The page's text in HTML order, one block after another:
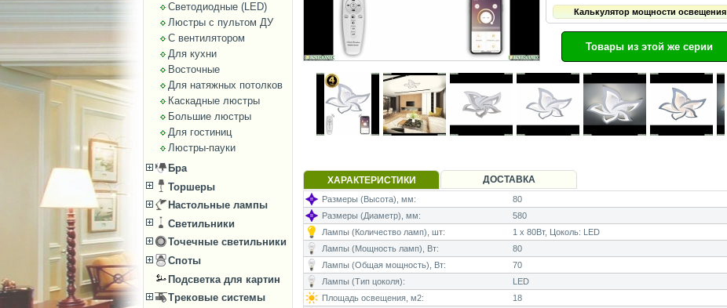
Светодиодные (LED)
Люстры с пультом ДУ
С вентилятором
Для кухни
Восточные
Для натяжных потолков
Каскадные люстры
Большие люстры
Для гостиниц
Люстры-пауки
Бра
Торшеры
Настольные лампы
Светильники
Точечные светильники
Споты
Подсветка для картин
Трековые системы
Калькулятор мощности освещения
Товары из этой же серии
ХАРАКТЕРИСТИКИ ДОСТАВКА
Размеры (Высота), мм:
80
Размеры (Диаметр), мм:
580
Лампы (Количество ламп), шт:
1 x 80Вт, Цоколь: LED
Лампы (Мощность ламп), Вт:
80
Лампы (Общая мощность), Вт:
70
Лампы (Тип цоколя):
LED
Площадь освещения, м2:
18